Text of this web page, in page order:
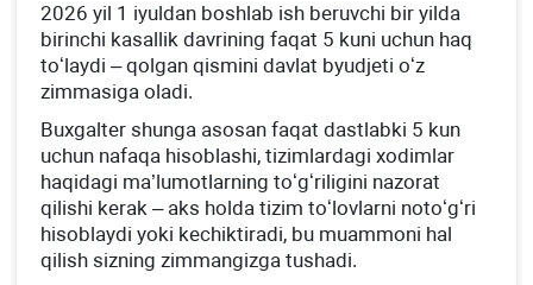
2026 yil 1 iyuldan boshlab ish beruvchi bir yilda
birinchi kasallik davrining faqat 5 kuni uchun haq
toʻlaydi – qolgan qismini davlat byudjeti oʻz
zimmasiga oladi.
Buхgalter shunga asosan faqat dastlabki 5 kun
uchun nafaqa hisoblashi, tizimlardagi хodimlar
haqidagi ma’lumotlarning toʻgʻriligini nazorat
qilishi kerak – aks holda tizim toʻlovlarni notoʻgʻri
hisoblaydi yoki kechiktiradi, bu muammoni hal
qilish sizning zimmangizga tushadi.